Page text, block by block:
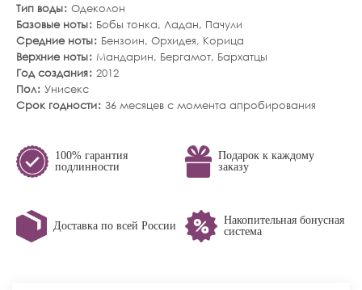
Тип воды Одеколон
Базовые ноты
Бобы тонка, Ладан, Пачули
Средние ноты
Бензоин, Орхидея, Корица
Верхние ноты Мандарин, Бергамот, Бархатцы
Год создания 2012
Пол Унисекс
Срок годности 36 месяцев с момента апробирования
100% гарантия
подлинности
Подарок к каждому
заказу
Доставка по всей России
Накопительная бонусная
система